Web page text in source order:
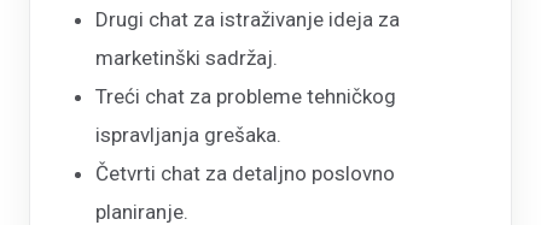
Drugi chat za istraživanje ideja za
marketinški sadržaj.
Treći chat za probleme tehničkog
ispravljanja grešaka.
Četvrti chat za detaljno poslovno
planiranje.